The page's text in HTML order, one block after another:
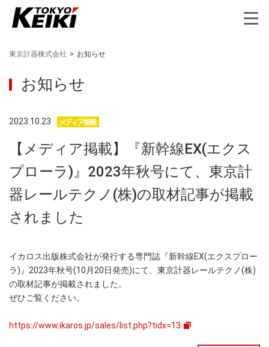
東京計器株式会社 > お知らせ
お知らせ
2023.10.23
【メディア掲載】『新幹線EX(エクス
プローラ)』2023年秋号にて、東京計
器レールテクノ(株)の取材記事が掲載
されました
イカロス出版株式会社が発行する専門誌『新幹線EX(エクスプロー
ラ)』2023年秋号(10月20日発売)にて、東京計器レールテクノ(株)
の取材記事が掲載されました。
ぜひご覧ください。
https://www.ikaros.jp/sales/list.php?tidx=13